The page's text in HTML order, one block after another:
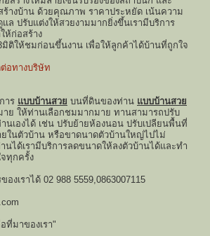
างบ้าน ด้วยคุณภาพ ราคาประหยัด เน้นความ
แล ปรับแต่งให้สวยงามมากยิ่งขึ้นเรามีบริการ
ห้ก่อสร้าง
ติให้ชมก่อนขึ้นงาน เพื่อให้ลูกค้าได้บ้านที่ถูกใจ
ต่อทางบริษัท
าร แบบบ้านสวย บนที่ดินของท่าน แบบบ้านสวย
าย ให้ท่านเลือกชมมากมาย ทานสามารถปรับ
นเองได้ เช่น ปรับย้ายห้องนอน ปรับเปลียนพื้นที่
ยในตัวบ้าน หรือขาดนาดตัวบ้านใหญ่ไปไม่
ได้เรามีบริการลดขนาดให้ลงตัวบ้านได้และทำ
ทุกครั้ง
งเราได้ 02 988 5559,0863007115
ที่มาของเรา"